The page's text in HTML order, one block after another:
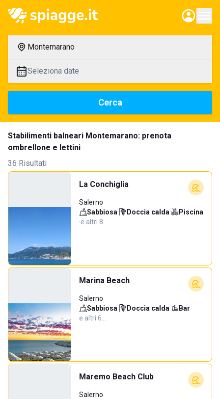
Montemarano
Seleziona date
Cerca
Stabilimenti balneari Montemarano: prenota
ombrellone e lettini
36 Risultati
La Conchiglia
Salerno
Sabbiosa· Doccia calda·
Piscina
·e altri 8…
Marina Beach
Salerno
Sabbiosa· Doccia calda· Bar·
e altri 6…
Maremo Beach Club
Salerno